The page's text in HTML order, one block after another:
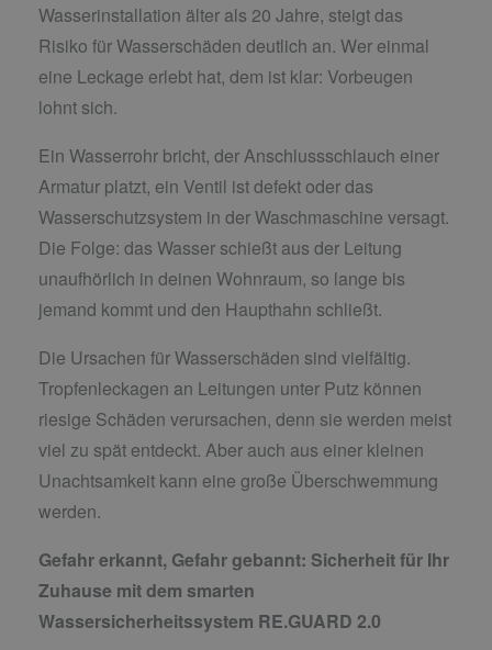
Wasserinstallation älter als 20 Jahre, steigt das
Risiko für Wasserschäden deutlich an. Wer einmal
eine Leckage erlebt hat, dem ist klar: Vorbeugen
lohnt sich.
Ein Wasserrohr bricht, der Anschlussschlauch einer
Armatur platzt, ein Ventil ist defekt oder das
Wasserschutzsystem in der Waschmaschine versagt.
Die Folge: das Wasser schießt aus der Leitung
unaufhörlich in deinen Wohnraum, so lange bis
jemand kommt und den Haupthahn schließt.
Die Ursachen für Wasserschäden sind vielfältig.
Tropfenleckagen an Leitungen unter Putz können
riesige Schäden verursachen, denn sie werden meist
viel zu spät entdeckt. Aber auch aus einer kleinen
Unachtsamkeit kann eine große Überschwemmung
werden.
Gefahr erkannt, Gefahr gebannt: Sicherheit für Ihr
Zuhause mit dem smarten
Wassersicherheitssystem RE.GUARD 2.0